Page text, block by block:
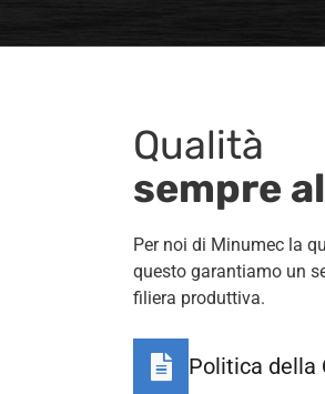
Qualità
sempre
Per noi di Minumec la
questo garantiamo un
filiera produttiva.
Politica della